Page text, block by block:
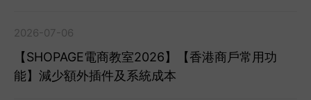
2026-07-06
【SHOPAGE電商教室2026】【香港商戶常用功
能】減少額外插件及系統成本